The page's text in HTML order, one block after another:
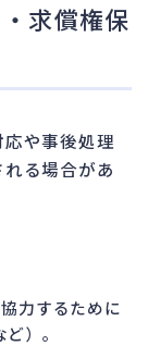
求償権保
や事後処理
る場合があ
力するために
）。